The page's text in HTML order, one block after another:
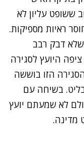
ששופט עליון לא
ראיות מספיקות.
דבק רבב
היועץ לסגירה
הזו בוששה
בשיחה עם
לא שמעתם יועץ
מדינה.